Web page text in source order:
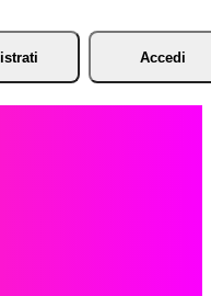
Accedi